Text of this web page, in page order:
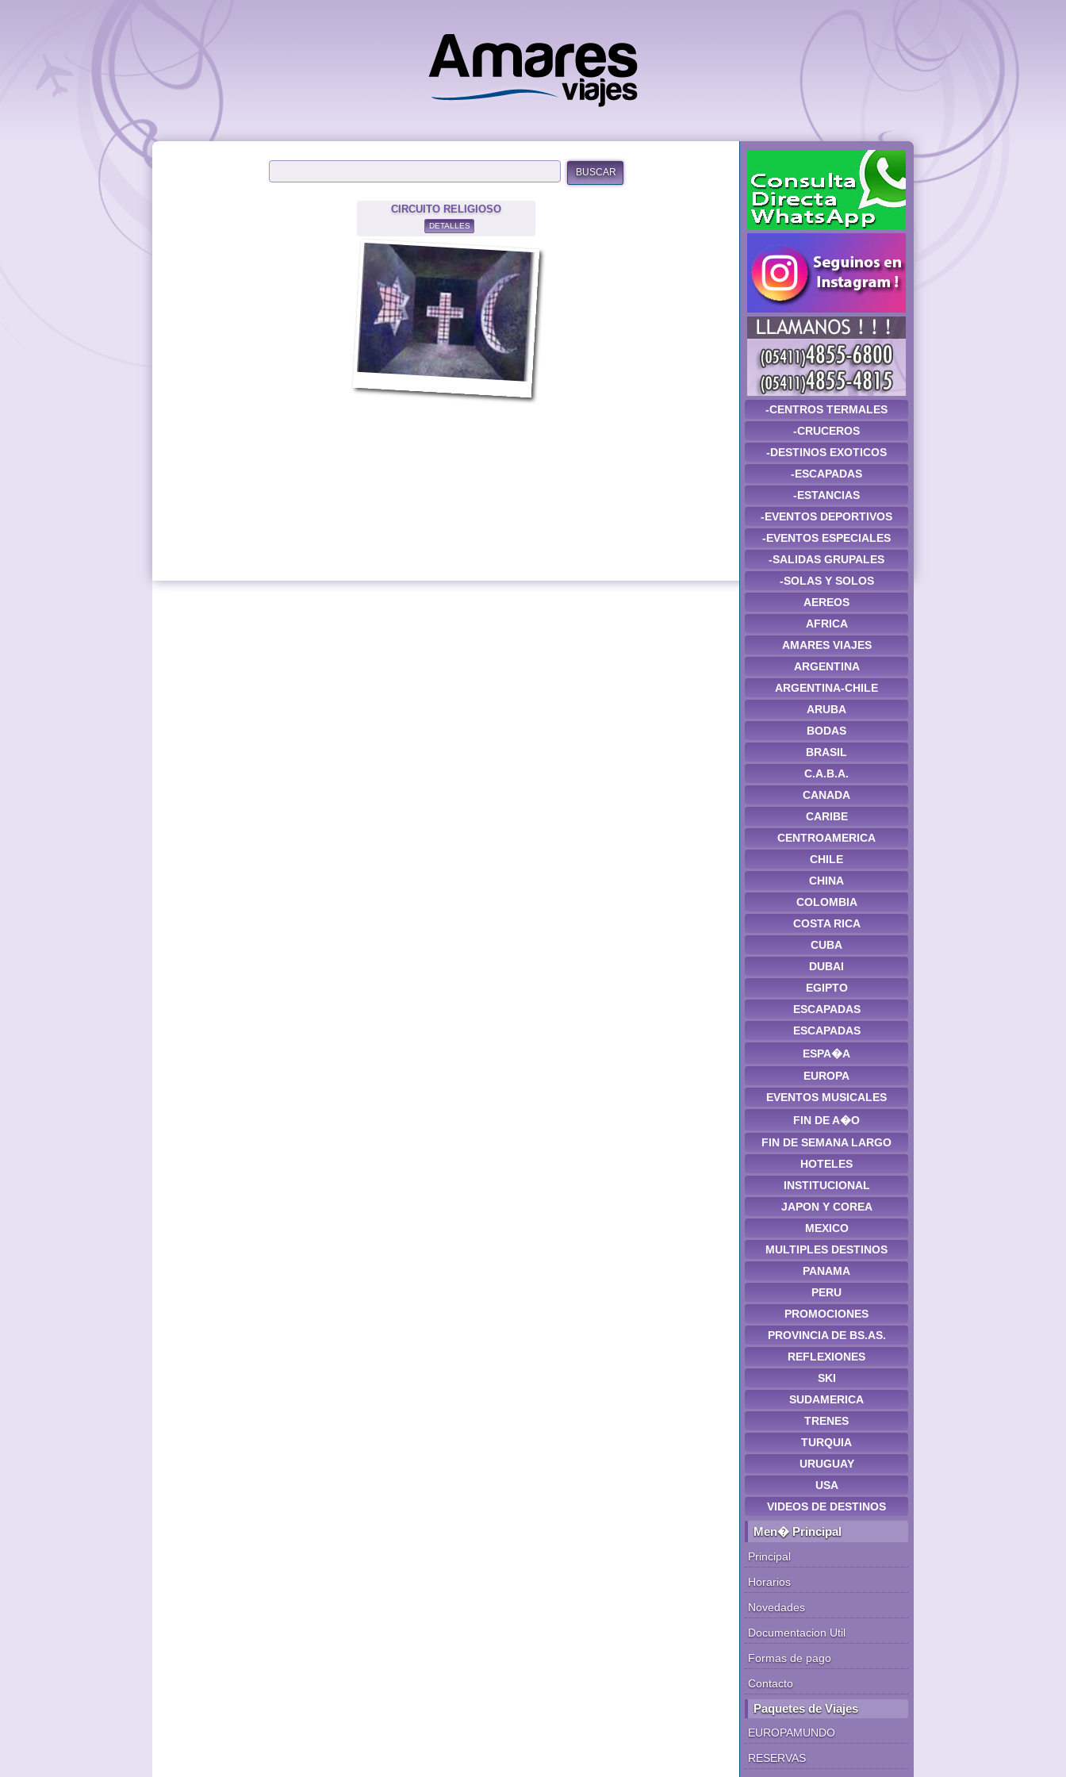
-CENTROS TERMALES
-CRUCEROS
-DESTINOS EXOTICOS
-ESCAPADAS
-ESTANCIAS
-EVENTOS DEPORTIVOS
-EVENTOS ESPECIALES
-SALIDAS GRUPALES
-SOLAS Y SOLOS
AEREOS
AFRICA
AMARES VIAJES
ARGENTINA
ARGENTINA-CHILE
ARUBA
BODAS
BRASIL
C.A.B.A.
CANADA
CARIBE
CENTROAMERICA
CHILE
CHINA
COLOMBIA
COSTA RICA
CUBA
DUBAI
EGIPTO
ESCAPADAS
ESCAPADAS
ESPA�A
EUROPA
EVENTOS MUSICALES
FIN DE A�O
FIN DE SEMANA LARGO
HOTELES
INSTITUCIONAL
JAPON Y COREA
MEXICO
MULTIPLES DESTINOS
PANAMA
PERU
PROMOCIONES
PROVINCIA DE BS.AS.
REFLEXIONES
SKI
SUDAMERICA
TRENES
TURQUIA
URUGUAY
USA
VIDEOS DE DESTINOS
Men� Principal
Principal
Horarios
Novedades
Documentacion Util
Formas de pago
Contacto
Paquetes de Viajes
EUROPAMUNDO
RESERVAS
BUSCAR
CIRCUITO RELIGIOSO
DETALLES